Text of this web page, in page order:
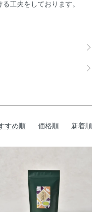
工夫をしております。
すめ順 価格順 新着順